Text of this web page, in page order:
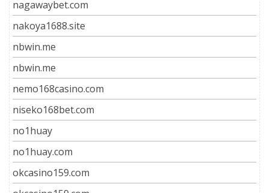
nagawaybet.com
nakoya1688.site
nbwin.me
nbwin.me
nemo168casino.com
niseko168bet.com
no1huay
no1huay.com
okcasino159.com